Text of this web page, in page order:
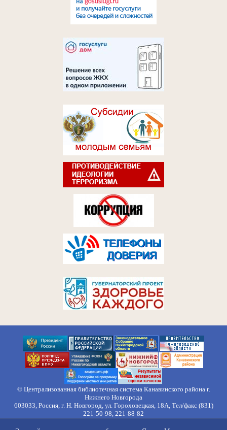
© Централизованная библиотечная система Канавинского района г.
Нижнего Новгорода
603033, Россия, г. Н. Новгород, ул. Гороховецкая, 18А, Тел/факс (831)
221-50-98, 221-88-82